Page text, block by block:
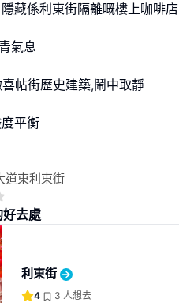
藏係利東街隔離嘅樓上咖啡店
氣息
帖街歷史建築,鬧中取靜
平衡
道東利東街
好去處
利東街
4 3 人想去